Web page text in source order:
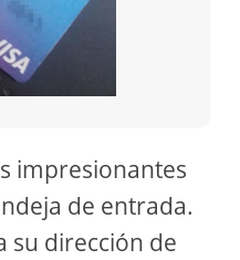
impresionantes
de entrada.
su dirección de